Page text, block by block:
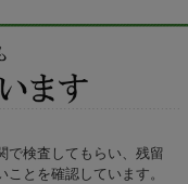
で検査してもらい、残留
とを確認しています。